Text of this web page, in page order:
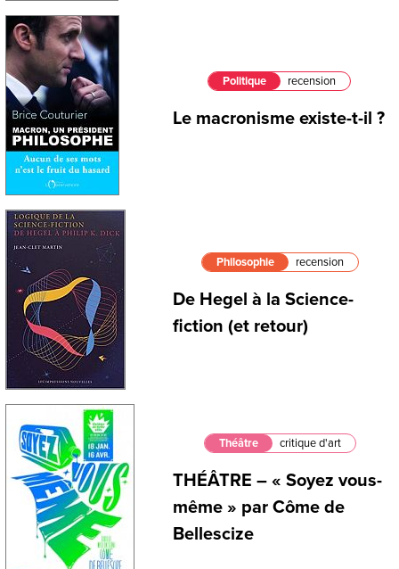
Politique recension
Le macronisme existe-t-il ?
Philosophie recension
De Hegel à la Science-
fiction (et retour)
Théâtre critique d'art
THÉÂTRE – « Soyez vous-
même » par Côme de
Bellescize